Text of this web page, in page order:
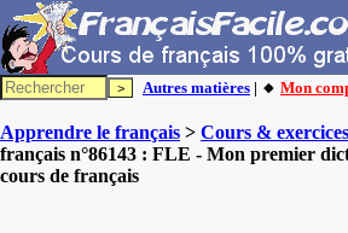
Autres matières | 🔸 Mon
Apprendre le français > Cours &
français n°86143 : FLE - Mon premier
cours de français